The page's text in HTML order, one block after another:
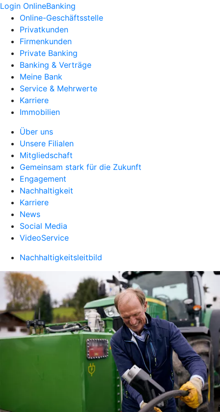
Login OnlineBanking
Online-Geschäftsstelle
Privatkunden
Firmenkunden
Private Banking
Banking & Verträge
Meine Bank
Service & Mehrwerte
Karriere
Immobilien
Über uns
Unsere Filialen
Mitgliedschaft
Gemeinsam stark für die Zukunft
Engagement
Nachhaltigkeit
Karriere
News
Social Media
VideoService
Nachhaltigkeitsleitbild